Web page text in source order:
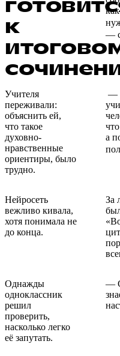
к
—
Учителя
переживали:
объяснить ей,
что такое
духовно-
нравственные
ориентиры, было
трудно.
—
а
Нейросеть
вежливо кивала,
хотя понимала не
до конца.
За
Однажды
одноклассник
решил
проверить,
насколько легко
её запутать.
—